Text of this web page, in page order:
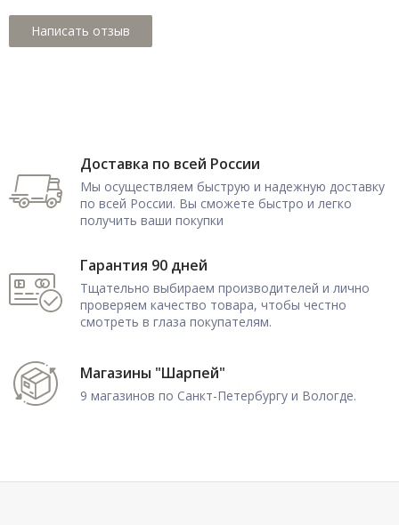
Доставка по всей России
Мы осуществляем быструю и надежную доставку
по всей России. Вы сможете быстро и легко
получить ваши покупки
Гарантия 90 дней
Тщательно выбираем производителей и лично
проверяем качество товара, чтобы честно
смотреть в глаза покупателям.
Магазины "Шарпей"
9 магазинов по Санкт-Петербургу и Вологде.